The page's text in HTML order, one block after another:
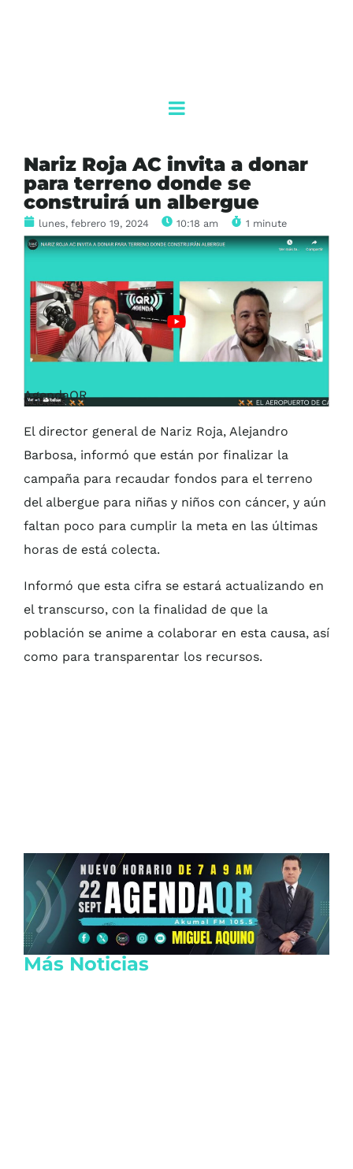
Nariz Roja AC invita a donar
para terreno donde se
construirá un albergue
lunes, febrero 19, 2024 10:18 am 1 minute
AgendaQR
El director general de Nariz Roja, Alejandro
Barbosa, informó que están por finalizar la
campaña para recaudar fondos para el terreno
del albergue para niñas y niños con cáncer, y aún
faltan poco para cumplir la meta en las últimas
horas de está colecta.
Informó que esta cifra se estará actualizando en
el transcurso, con la finalidad de que la
población se anime a colaborar en esta causa, así
como para transparentar los recursos.
Más Noticias